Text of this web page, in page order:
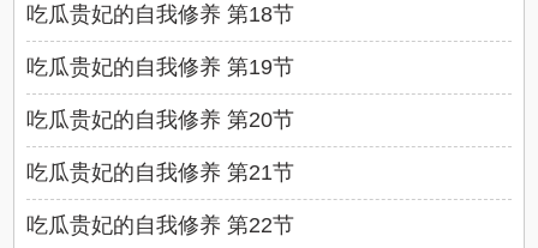
吃瓜贵妃的自我修养 第18节
吃瓜贵妃的自我修养 第19节
吃瓜贵妃的自我修养 第20节
吃瓜贵妃的自我修养 第21节
吃瓜贵妃的自我修养 第22节